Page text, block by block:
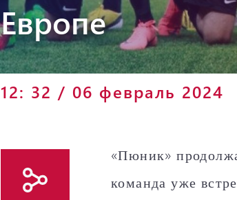
Фан-шоп
Европе
12: 32 / 06 февраль 2024
«Пюник»
команда уже